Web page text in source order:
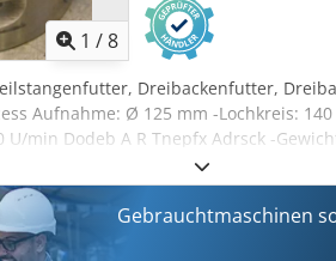
1 /8
Dreibackenfutter,
Aufnahme: Ø 125 mm -Lochkreis:
min Dodeb A R Tnepfx Adrsck -
Gebrauchtmaschinen